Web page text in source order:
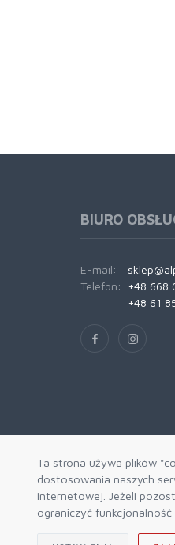
Ta strona używa plików
dostosowania naszych
internetowej. Jeżeli
ograniczyć funkcjonalność
BIURO
E-mail:
Telefon:
+48 668
+48 61